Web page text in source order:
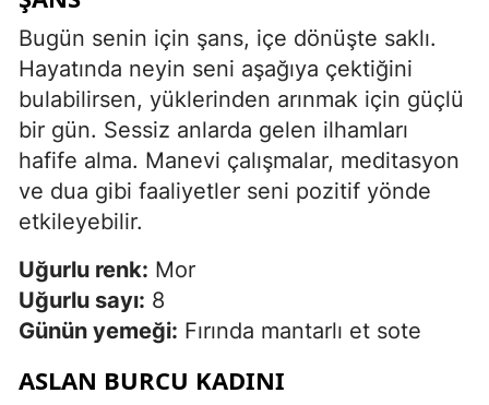
Bugün senin için şans, içe dönüşte saklı.
Hayatında neyin seni aşağıya çektiğini
bulabilirsen, yüklerinden arınmak için güçlü
bir gün. Sessiz anlarda gelen ilhamları
hafife alma. Manevi çalışmalar, meditasyon
ve dua gibi faaliyetler seni pozitif yönde
etkileyebilir.
Uğurlu renk: Mor
Uğurlu sayı: 8
Günün yemeği: Fırında mantarlı et sote
ASLAN BURCU KADINI